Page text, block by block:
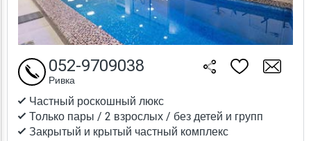
Частный роскошный люкс
Только пары / 2 взрослых / без детей и групп
Закрытый и крытый частный комплекс
052-9709038
Ривка